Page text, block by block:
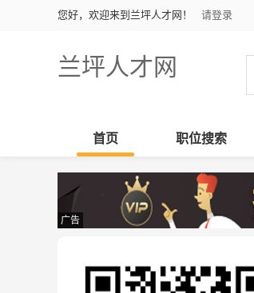
您好，欢迎来到兰坪人才网！ 请登录
兰坪人才网
首页 职位搜索
广告